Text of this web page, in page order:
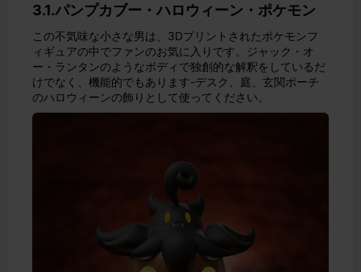
3.1.パンプカブー・ハロウィーン・ポケモン
この不気味な小さな男は、3Dプリントされたポケモンフ
ィギュアの中でファンのお気に入りです。ジャック・オ
ー・ランタンのようなボディで独創的な解釈をしているだ
けでなく、機能的でもあります-デスク、庭、玄関ポーチ
のハロウィーンの飾りとして使ってください。